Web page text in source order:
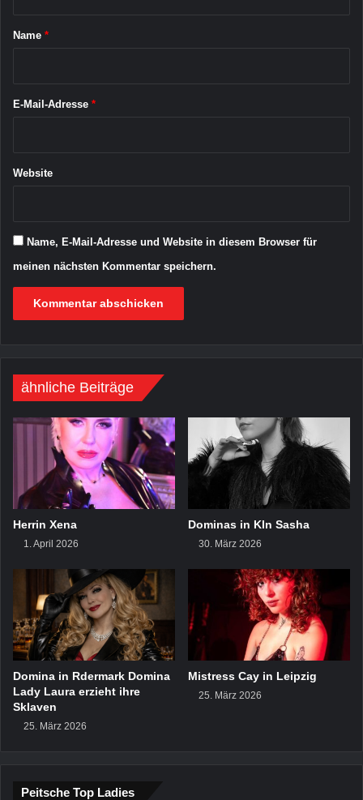
i
g
aName *
E-Mail-Adresse *
Website
Name, E-Mail-Adresse und Website in diesem Browser für
meinen nächsten Kommentar speichern.
ähnliche Beiträge
Herrin Xena
1. April 2026
Dominas in Kln Sasha
30. März 2026
Domina in Rdermark Domina
Lady Laura erzieht ihre
Sklaven
25. März 2026
Mistress Cay in Leipzig
25. März 2026
Peitsche Top Ladies